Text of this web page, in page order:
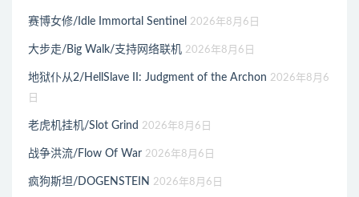
赛博女修/Idle Immortal Sentinel 2026年8月6日
大步走/Big Walk/支持网络联机 2026年8月6日
地狱仆从2/HellSlave II: Judgment of the Archon 2026年8月6
日
老虎机挂机/Slot Grind 2026年8月6日
战争洪流/Flow Of War 2026年8月6日
疯狗斯坦/DOGENSTEIN 2026年8月6日